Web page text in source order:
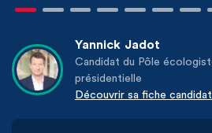
Yannick Jadot
Candidat du Pôle
présidentielle
Découvrir sa fiche candidat